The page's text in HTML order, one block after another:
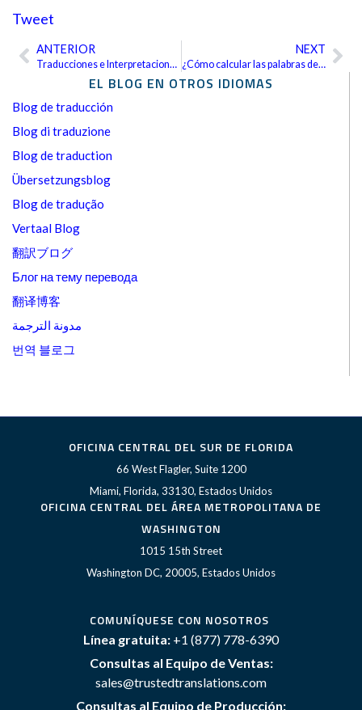
EL BLOG EN OTROS IDIOMAS
Blog de traducción
Blog di traduzione
Blog de traduction
Übersetzungsblog
Blog de tradução
Vertaal Blog
翻訳ブログ
Блог на тему перевода
翻译博客
مدونة الترجمة
번역 블로그
Tweet
AntANTERIOR
Traducciones e Interpretaciones en Google Helpouts
NEXT
¿Cómo calcular las palabras de documentos complejos?
OFICINA CENTRAL DEL SUR DE FLORIDA
66 West Flagler, Suite 1200
Miami, Florida, 33130, Estados Unidos
OFICINA CENTRAL DEL ÁREA METROPOLITANA DE
WASHINGTON
1015 15th Street
Washington DC, 20005, Estados Unidos
COMUNÍQUESE CON NOSOTROS
Línea gratuita: +1 (877) 778-6390
Consultas al Equipo de Ventas:
sales@trustedtranslations.com
Consultas al Equipo de Producción: